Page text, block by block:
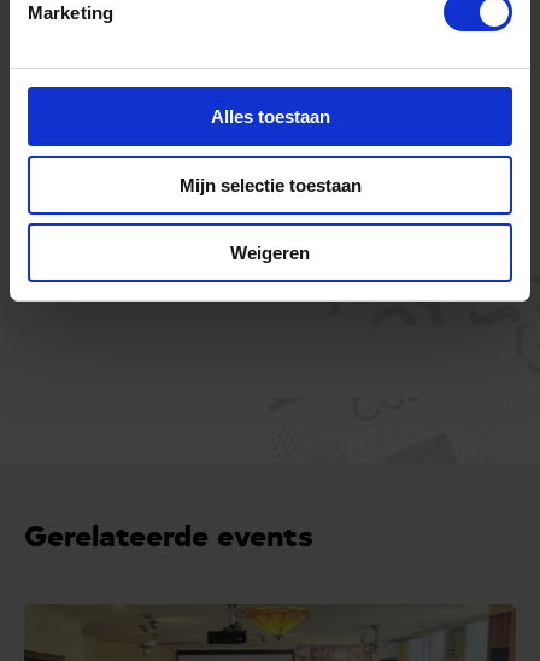
Marketing
Alles toestaan
Mijn selectie toestaan
Weigeren
Gerelateerde events